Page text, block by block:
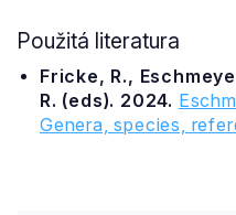
Použitá literatura
Fricke, R.,
R. (eds). 2024.
Genera, species,